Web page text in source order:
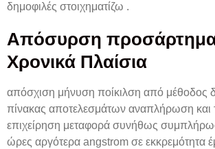
δημοφιλές στοιχηματίζω .
Απόσυρση προσάρτημα
Χρονικά Πλαίσια
απόσχιση μήνυση ποίκιλση από μέθοδος
πίνακας αποτελεσμάτων αναπλήρωση και
επιχείρηση μεταφορά συνήθως
ώρες αργότερα angstrom σε εκκρεμότητα